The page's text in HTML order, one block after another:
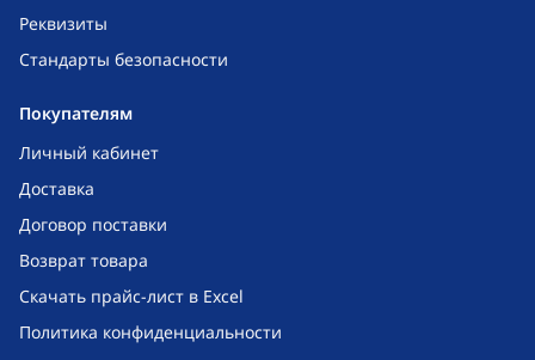
Реквизиты
Стандарты безопасности
Покупателям
Личный кабинет
Доставка
Договор поставки
Возврат товара
Скачать прайс-лист в Excel
Политика конфиденциальности